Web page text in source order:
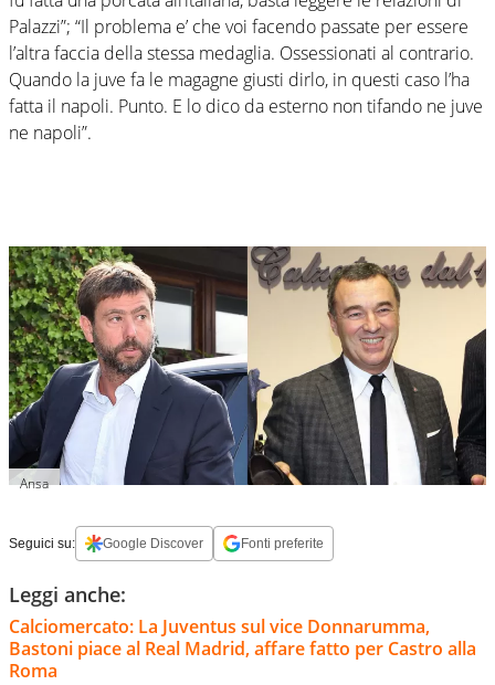
Palazzi”; “Il problema e’ che voi facendo passate per essere
l’altra faccia della stessa medaglia. Ossessionati al contrario.
Quando la juve fa le magagne giusti dirlo, in questi caso l’ha
fatta il napoli. Punto. E lo dico da esterno non tifando ne juve
ne napoli”.
Ansa
Seguici su: Google Discover Fonti preferite
Leggi anche:
Calciomercato: La Juventus sul vice Donnarumma,
Bastoni piace al Real Madrid, affare fatto per Castro alla
Roma